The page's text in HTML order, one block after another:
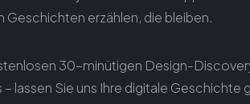
erzählen, die bleiben.
30-minütigen Design-
lassen Sie uns Ihre digitale Geschichte